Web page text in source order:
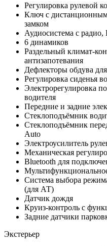
Регулировка рулевой
Ключ с
замком
Аудиосистема с
6 динамиков
Раздельный климат-
антизапотевания
Дефлекторы обдува
Регулировка сиденья
Электрорегулировка
водителя
Передние и задние
Стеклоподъёмник
Стеклоподъёмник
Auto
Электроусилитель
Механическая
Bluetooth для
Система выбора
(для АТ)
Датчик дождя
Круиз-контроль с
Задние датчики
Экстерьер